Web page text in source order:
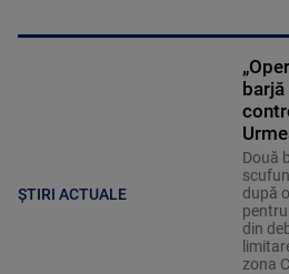
ȘTIRI ACTUALE
Două
după
din
zona